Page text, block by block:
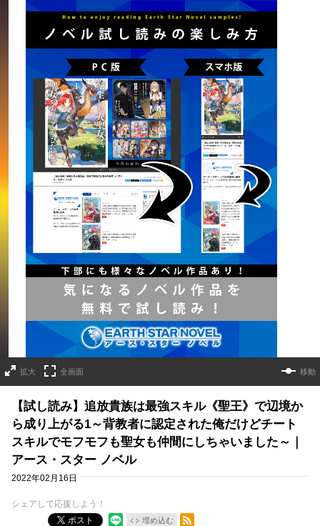
拡大 全画面 移動
【試し読み】追放貴族は最強スキル《聖王》で辺境か
ら成り上がる1～背教者に認定された俺だけどチート
スキルでモフモフも聖女も仲間にしちゃいました～｜
アース・スター ノベル
2022年02月16日
シェアして応援しよう！
ポスト
埋め込む
RSSフィード